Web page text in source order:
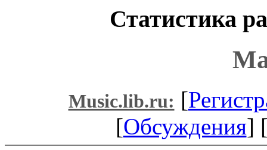
Статистика
Music.lib.ru: [
[Обсуждения]